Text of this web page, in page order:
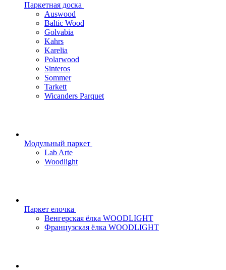
Паркетная доска
Auswood
Baltic Wood
Golvabia
Kahrs
Karelia
Polarwood
Sinteros
Sommer
Tarkett
Wicanders Parquet
Модульный паркет
Lab Arte
Woodlight
Паркет елочка
Венгерская ёлка WOODLIGHT
Французская ёлка WOODLIGHT